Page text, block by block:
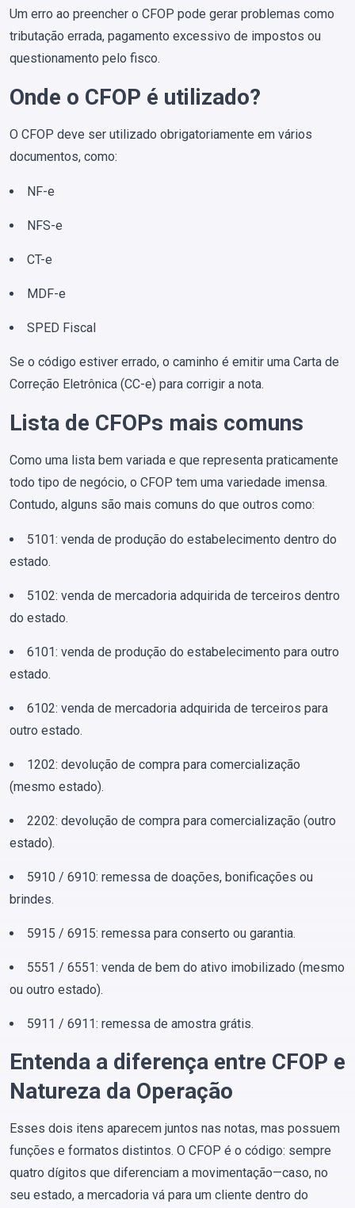
Um erro ao preencher o CFOP pode gerar problemas como
tributação errada, pagamento excessivo de impostos ou
questionamento pelo fisco.
Onde o CFOP é utilizado?
O CFOP deve ser utilizado obrigatoriamente em vários
documentos, como:
NF-e
NFS-e
CT-e
MDF-e
SPED Fiscal
Se o código estiver errado, o caminho é emitir uma Carta de
Correção Eletrônica (CC-e) para corrigir a nota.
Lista de CFOPs mais comuns
Como uma lista bem variada e que representa praticamente
todo tipo de negócio, o CFOP tem uma variedade imensa.
Contudo, alguns são mais comuns do que outros como:
5101: venda de produção do estabelecimento dentro do
estado.
5102: venda de mercadoria adquirida de terceiros dentro
do estado.
6101: venda de produção do estabelecimento para outro
estado.
6102: venda de mercadoria adquirida de terceiros para
outro estado.
1202: devolução de compra para comercialização
(mesmo estado).
2202: devolução de compra para comercialização (outro
estado).
5910 / 6910: remessa de doações, bonificações ou
brindes.
5915 / 6915: remessa para conserto ou garantia.
5551 / 6551: venda de bem do ativo imobilizado (mesmo
ou outro estado).
5911 / 6911: remessa de amostra grátis.
Entenda a diferença entre CFOP e
Natureza da Operação
Esses dois itens aparecem juntos nas notas, mas possuem
funções e formatos distintos. O CFOP é o código: sempre
quatro dígitos que diferenciam a movimentação—caso, no
seu estado, a mercadoria vá para um cliente dentro do